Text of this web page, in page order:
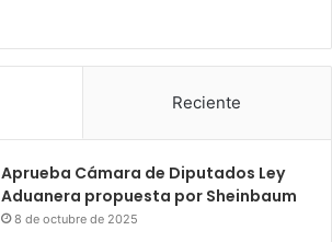
Reciente
Aprueba Cámara de Diputados Ley
Aduanera propuesta por Sheinbaum
8 de octubre de 2025